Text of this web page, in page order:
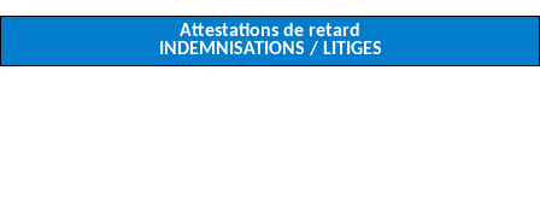
Attestations de retard
INDEMNISATIONS / LITIGES